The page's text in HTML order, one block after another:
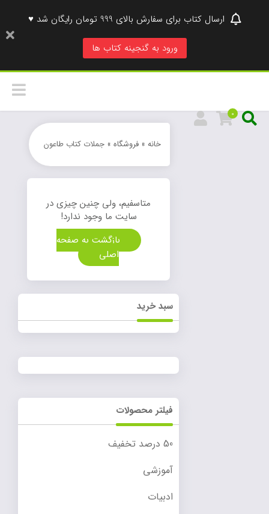
ارسال کتاب برای سفارش بالای 999 تومان رایگان شد ♥
ورود به گنجینه کتاب ها
0
خانه » فروشگاه » جملات کتاب طاعون
متاسفیم، ولی چنین چیزی در
سایت ما وجود ندارد!
بازگشت به صفحه
اصلی
سبد خرید
فیلتر محصولات
50 درصد تخفیف
آموزشی
ادبیات